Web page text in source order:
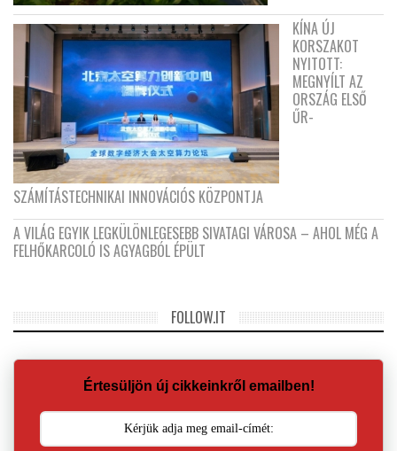
KÍNA ÚJ
KORSZAKOT
NYITOTT:
MEGNYÍLT AZ
ORSZÁG ELSŐ
ŰR-
SZÁMÍTÁSTECHNIKAI INNOVÁCIÓS KÖZPONTJA
A VILÁG EGYIK LEGKÜLÖNLEGESEBB SIVATAGI VÁROSA – AHOL MÉG A
FELHŐKARCOLÓ IS AGYAGBÓL ÉPÜLT
FOLLOW.IT
Értesüljön új cikkeinkről emailben!